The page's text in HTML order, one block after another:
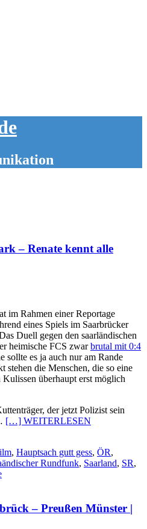
– Renate kennt alle
im Rahmen einer Reportage
eines Spiels im Saarbrücker
Duell gegen den saarländischen
heimische FCS zwarbrutal mit 0:4
sollte es ja auch nur am Rande
stehen die Menschen, die so eine
überhaupt erst möglich
der jetzt Polizist sein
[…] WEITERLESEN
, Hauptsach gutt gess, ÖR,
Rundfunk, Saarland, SR,
– Preußen Münster |